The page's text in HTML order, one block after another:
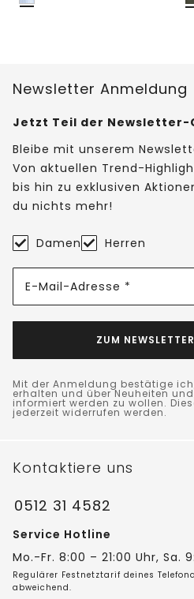
Newsletter Anmeldung
Jetzt Teil der Newsletter-
Bleibe mit unserem
Von aktuellen Trend-
bis hin zu exklusiven
du nichts mehr!
Damen Herren
E-Mail-Adresse *
ZUM
Mit der Anmeldung bestätige
erhalten und über Neuheiten
informiert werden zu wollen.
jederzeit widerrufen werden.
Kontaktiere uns
0512 31 4582
Service Hotline
Mo.-Fr. 8:00 – 21:00 Uhr, Sa.
Regulärer Festnetztarif deines
abweichend.